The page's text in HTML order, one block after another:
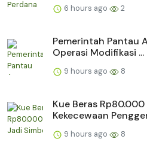
6 hours ago 2
Pemerintah Pantau
Operasi Modifikasi ...
9 hours ago 8
Kue Beras
Kekecewaan
9 hours ago 8